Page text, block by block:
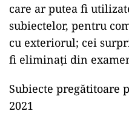
care ar putea fi
subiectelor, pentru
cu exteriorul; cei
fi eliminați din
Subiecte pregătitoare
2021